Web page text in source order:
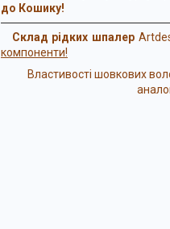
до Кошику!
Склад рідких шпалер
компоненти!
Властивості шовкових